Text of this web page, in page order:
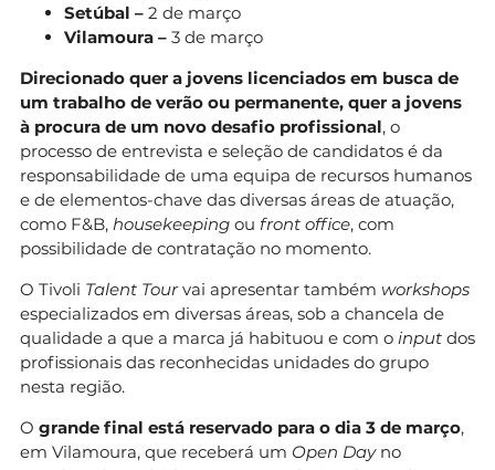
Setúbal – 2 de março
Vilamoura – 3 de março
Direcionado quer a jovens licenciados em busca de
um trabalho de verão ou permanente, quer a jovens
à procura de um novo desafio profissional, o
processo de entrevista e seleção de candidatos é da
responsabilidade de uma equipa de recursos humanos
e de elementos-chave das diversas áreas de atuação,
como F&B, housekeeping ou front office, com
possibilidade de contratação no momento.
O Tivoli Talent Tourvai apresentar também workshops
especializados em diversas áreas, sob a chancela de
qualidade a que a marca já habituou e com o input dos
profissionais das reconhecidas unidades do grupo
nesta região.
O grande final está reservado para o dia 3 de março,
em Vilamoura, que receberá um Open Dayno